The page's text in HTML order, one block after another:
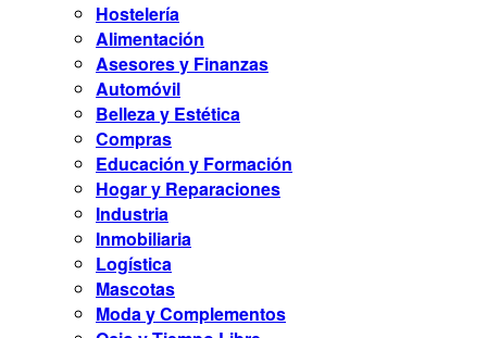
Hostelería
Alimentación
Asesores y Finanzas
Automóvil
Belleza y Estética
Compras
Educación y Formación
Hogar y Reparaciones
Industria
Inmobiliaria
Logística
Mascotas
Moda y Complementos